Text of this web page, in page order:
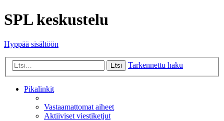
SPL keskustelu
Hyppää sisältöön
Etsi Tarkennettu haku
Pikalinkit
Vastaamattomat aiheet
Aktiiviset viestiketjut